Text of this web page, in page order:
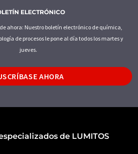
ELECTRÓNICO
ahora: Nuestro boletín electrónico de química,
de procesos le pone al día todos los martes y
jueves.
AHORA
de LUMITOS